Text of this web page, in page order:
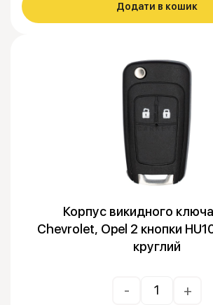
Додати в кошик
Корпус викидного
Chevrolet, Opel 2 кнопки
круглий
- +